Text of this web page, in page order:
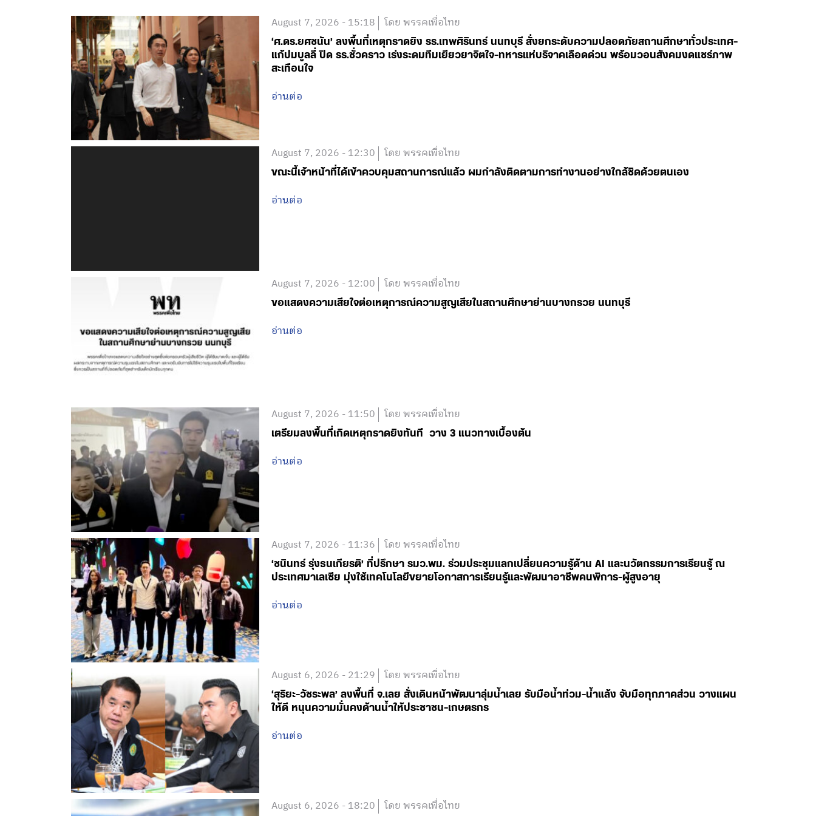
August 7, 2026 - 15:18 โดย พรรคเพื่อไทย
‘ศ.ดร.ยศชนัน’ ลงพื้นที่เหตุกราดยิง รร.เทพศิรินทร์ นนทบุรี สั่งยกระดับความปลอดภัยสถานศึกษาทั่วประเทศ-
แก้ปมบูลลี่ ปิด รร.ชั่วคราว เร่งระดมทีมเยียวยาจิตใจ-ทหารแห่บริจาคเลือดด่วน พร้อมวอนสังคมงดแชร์ภาพ
สะเทือนใจ
อ่านต่อ
August 7, 2026 - 12:30 โดย พรรคเพื่อไทย
ขณะนี้เจ้าหน้าที่ได้เข้าควบคุมสถานการณ์แล้ว ผมกำลังติดตามการทำงานอย่างใกล้ชิดด้วยตนเอง
อ่านต่อ
August 7, 2026 - 12:00 โดย พรรคเพื่อไทย
ขอแสดงความเสียใจต่อเหตุการณ์ความสูญเสียในสถานศึกษาย่านบางกรวย นนทบุรี
อ่านต่อ
August 7, 2026 - 11:50 โดย พรรคเพื่อไทย
เตรียมลงพื้นที่เกิดเหตุกราดยิงทันที วาง 3 แนวทางเบื้องต้น
อ่านต่อ
August 7, 2026 - 11:36 โดย พรรคเพื่อไทย
‘ชนินทร์ รุ่งธนเกียรติ’ ที่ปรึกษา รมว.พม. ร่วมประชุมแลกเปลี่ยนความรู้ด้าน AI และนวัตกรรมการเรียนรู้ ณ
ประเทศมาเลเซีย มุ่งใช้เทคโนโลยีขยายโอกาสการเรียนรู้และพัฒนาอาชีพคนพิการ-ผู้สูงอายุ
อ่านต่อ
August 6, 2026 - 21:29 โดย พรรคเพื่อไทย
‘สุริยะ-วัชระพล’ ลงพื้นที่ จ.เลย สั่งเดินหน้าพัฒนาลุ่มน้ำเลย รับมือน้ำท่วม-น้ำแล้ง จับมือทุกภาคส่วน วางแผน
ให้ดี หนุนความมั่นคงด้านน้ำให้ประชาชน-เกษตรกร
อ่านต่อ
August 6, 2026 - 18:20 โดย พรรคเพื่อไทย